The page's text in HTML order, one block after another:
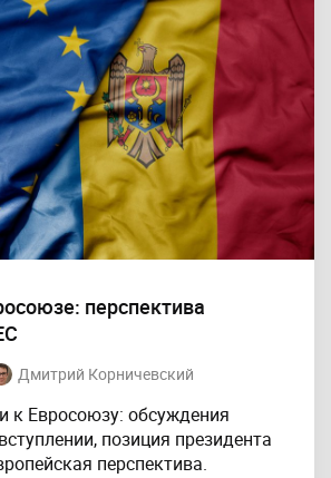
перспектива
Дмитрий Корничевский
к Евросоюзу: обсуждения
позиция президента
перспектива.